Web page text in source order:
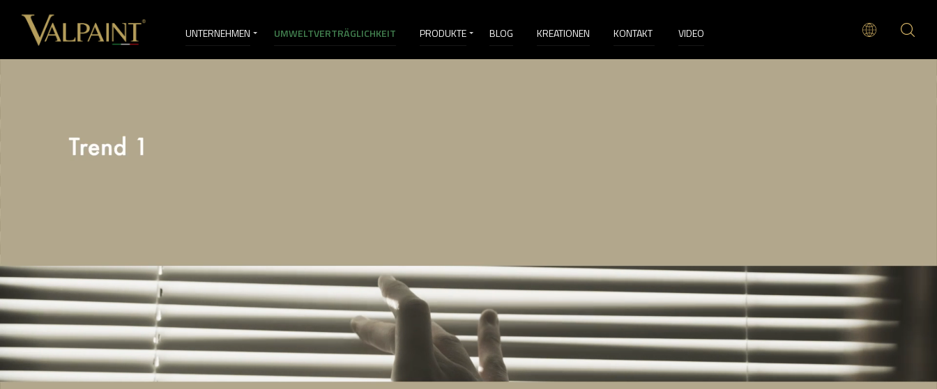
UNTERNEHMEN UMWELTVERTRÄGLICHKEIT PRODUKTE BLOG KREATIONEN KONTAKT VIDEO